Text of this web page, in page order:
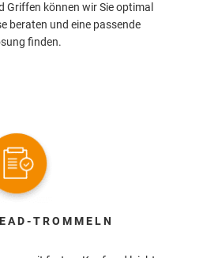
Griffen können wir Sie optimal
beraten und eine passende
finden.
TROMMELN